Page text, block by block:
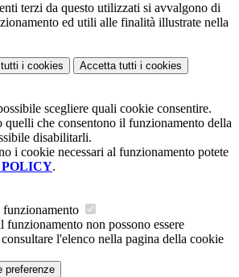
terzi da questo utilizzati si avvalgono di
ed utili alle finalità illustrate nella
i cookies Accetta tutti i cookies
scegliere quali cookie consentire.
quelli che consentono il funzionamento della
disabilitarli.
i cookie necessari al funzionamento potete
.
funzionamento
funzionamento non possono essere
l'elenco nella pagina della cookie
preferenze